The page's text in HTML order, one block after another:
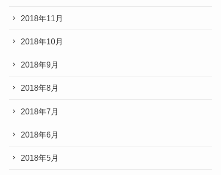
2018年11月
2018年10月
2018年9月
2018年8月
2018年7月
2018年6月
2018年5月